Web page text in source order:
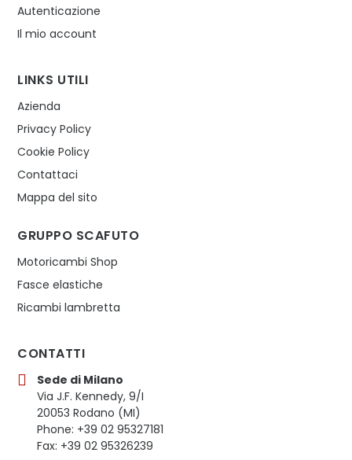
Autenticazione
Il mio account
LINKS UTILI
Azienda
Privacy Policy
Cookie Policy
Contattaci
Mappa del sito
GRUPPO SCAFUTO
Motoricambi Shop
Fasce elastiche
Ricambi lambretta
CONTATTI
Sede di Milano
Via J.F. Kennedy, 9/I
20053 Rodano (MI)
Phone: +39 02 95327181
Fax: +39 02 95326239